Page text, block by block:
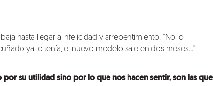
hasta llegar a infelicidad y arrepentimiento: “No lo
ya lo tenía, el nuevo modelo sale en dos meses…”
por su utilidad sino por lo que nos hacen sentir, son las que